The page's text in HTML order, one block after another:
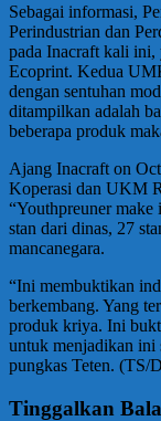
Sebagai informasi,
Perindustrian dan
pada Inacraft kali
Ecoprint. Kedua
dengan sentuhan
ditampilkan adalah
beberapa produk
Ajang Inacraft on
Koperasi dan UKM
“Youthpreuner
stan dari dinas, 27
mancanegara.
“Ini membuktikan
berkembang. Yang
produk kriya. Ini
untuk menjadikan ini
pungkas Teten. (TS/
Tinggalkan